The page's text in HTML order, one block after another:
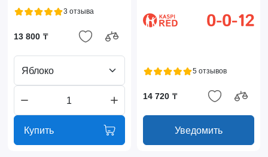
3 отзыва
13 800 ₸
Яблоко
Купить
5 отзывов
14 720 ₸
Уведомить